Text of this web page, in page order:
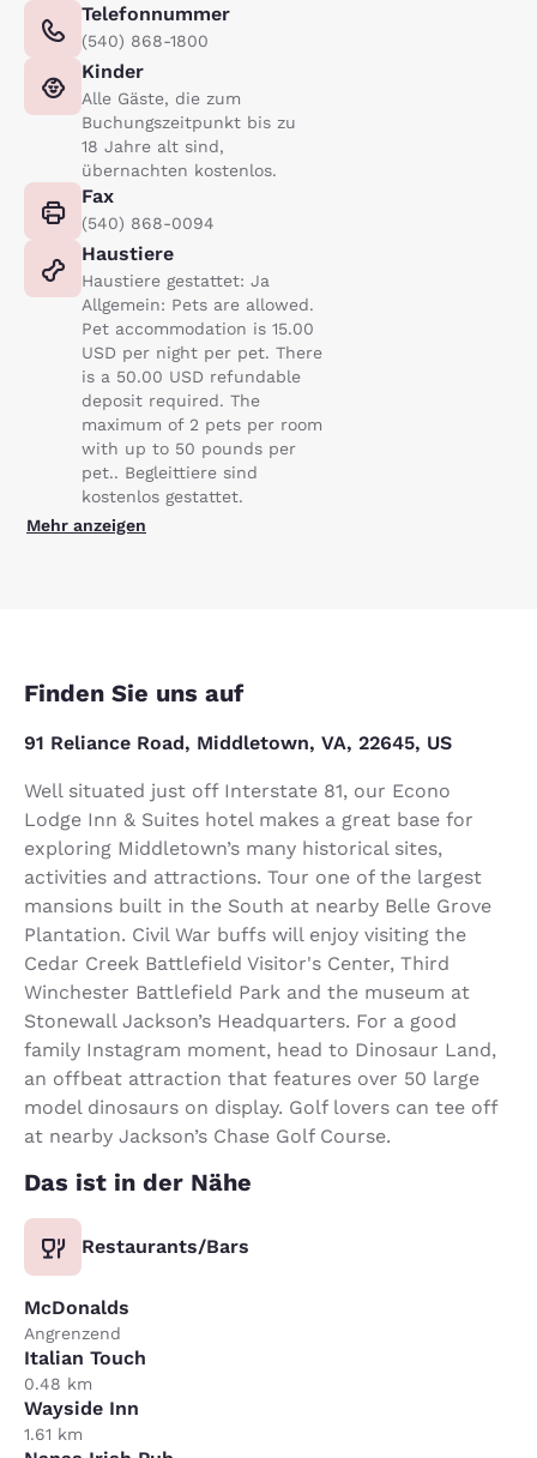
Telefonnummer
(540) 868-1800
Kinder
Alle Gäste, die zum
Buchungszeitpunkt bis zu
18 Jahre alt sind,
übernachten kostenlos.
Fax
(540) 868-0094
Haustiere
Haustiere gestattet: Ja
Allgemein: Pets are allowed.
Pet accommodation is 15.00
USD per night per pet. There
is a 50.00 USD refundable
deposit required. The
maximum of 2 pets per room
with up to 50 pounds per
pet.. Begleittiere sind
kostenlos gestattet.
Mehr anzeigen
Finden Sie uns auf
91 Reliance Road, Middletown, VA, 22645, US
Well situated just off Interstate 81, our Econo
Lodge Inn & Suites hotel makes a great base for
exploring Middletown’s many historical sites,
activities and attractions. Tour one of the largest
mansions built in the South at nearby Belle Grove
Plantation. Civil War buffs will enjoy visiting the
Cedar Creek Battlefield Visitor's Center, Third
Winchester Battlefield Park and the museum at
Stonewall Jackson’s Headquarters. For a good
family Instagram moment, head to Dinosaur Land,
an offbeat attraction that features over 50 large
model dinosaurs on display. Golf lovers can tee off
at nearby Jackson’s Chase Golf Course.
Das ist in der Nähe
Restaurants/Bars
McDonalds
Angrenzend
Italian Touch
0.48 km
Wayside Inn
1.61 km